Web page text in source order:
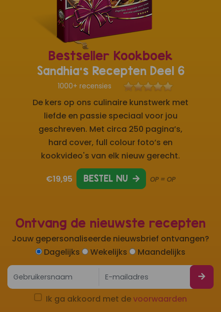
Ontvang de nieuwste recepten
Jouw gepersonaliseerde nieuwsbrief ontvangen?
Dagelijks
Wekelijks Maandelijks
Ik ga akkoord met devoorwaarden
Bestseller Kookboek
Sandhia's Recepten Deel 6
1000+ recensies
De kers op ons culinaire kunstwerk met
liefde en passie speciaal voor jou
geschreven. Met circa 250 pagina’s,
hard cover, full colour foto’s en
kookvideo's van elk nieuw gerecht.
€19,95 BESTEL NU OP = OP